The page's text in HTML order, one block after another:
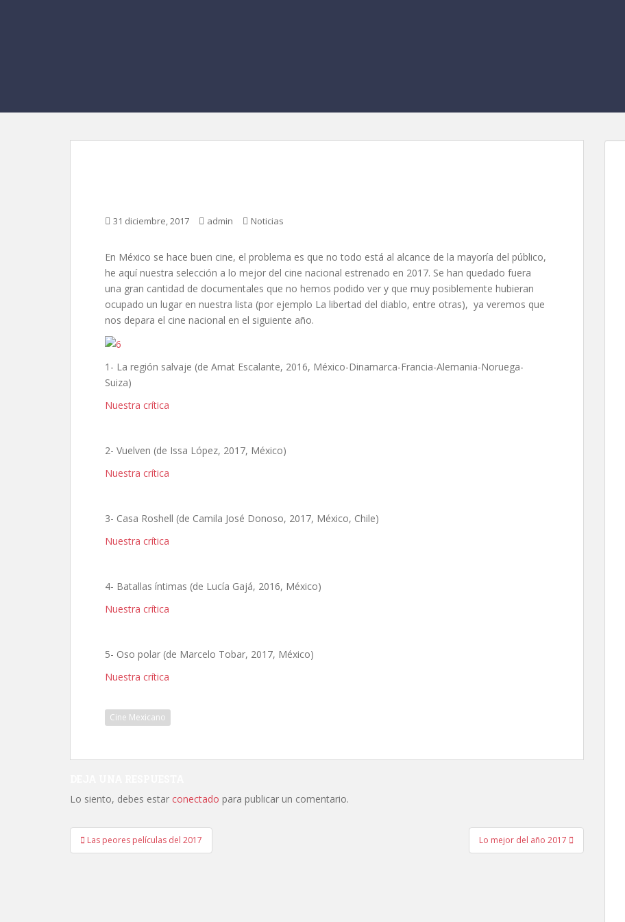
31 diciembre, 2017 admin Noticias
En México se hace buen cine, el problema es que no todo está al alcance de la mayoría del público,
he aquí nuestra selección a lo mejor del cine nacional estrenado en 2017. Se han quedado fuera
una gran cantidad de documentales que no hemos podido ver y que muy posiblemente hubieran
ocupado un lugar en nuestra lista (por ejemplo La libertad del diablo, entre otras), ya veremos que
nos depara el cine nacional en el siguiente año.
1- La región salvaje (de Amat Escalante, 2016, México-Dinamarca-Francia-Alemania-Noruega-
Suiza)
Nuestra crítica
2- Vuelven (de Issa López, 2017, México)
Nuestra crítica
3- Casa Roshell (de Camila José Donoso, 2017, México, Chile)
Nuestra crítica
4- Batallas íntimas (de Lucía Gajá, 2016, México)
Nuestra crítica
5- Oso polar (de Marcelo Tobar, 2017, México)
Nuestra crítica
Cine Mexicano
Lo siento, debes estar conectado para publicar un comentario.
Navegación
de
Las peores películas del 2017 Lo mejor del año 2017